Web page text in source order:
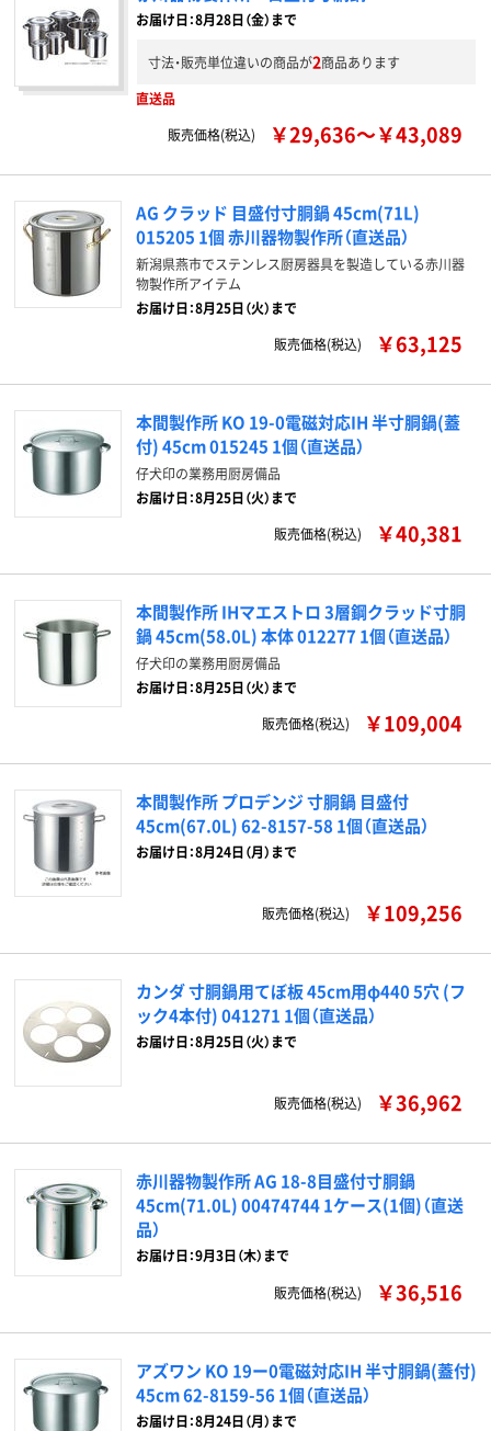
お届け日：8月28日（金）まで
寸法・販売単位違いの商品が2商品あります
直送品
販売価格(税込)
￥29,636～￥43,089
AG クラッド 目盛付寸胴鍋 45cm(71L)
015205 1個 赤川器物製作所（直送品）
新潟県燕市でステンレス厨房器具を製造している赤川器
物製作所アイテム
お届け日：8月25日（火）まで
販売価格(税込)
￥63,125
本間製作所 KO 19-0電磁対応IH 半寸胴鍋(蓋
付) 45cm 015245 1個（直送品）
仔犬印の業務用厨房備品
お届け日：8月25日（火）まで
販売価格(税込)
￥40,381
本間製作所 IHマエストロ 3層鋼クラッド寸胴
鍋 45cm(58.0L) 本体 012277 1個（直送品）
仔犬印の業務用厨房備品
お届け日：8月25日（火）まで
販売価格(税込)
￥109,004
本間製作所 プロデンジ 寸胴鍋 目盛付
45cm(67.0L) 62-8157-58 1個（直送品）
お届け日：8月24日（月）まで
販売価格(税込) ￥109,256
カンダ 寸胴鍋用てぼ板 45cm用φ440 5穴 (フ
ック4本付) 041271 1個（直送品）
お届け日：8月25日（火）まで
販売価格(税込) ￥36,962
赤川器物製作所 AG 18-8目盛付寸胴鍋
45cm(71.0L) 00474744 1ケース(1個)（直送
品）
お届け日：9月3日（木）まで
販売価格(税込)
￥36,516
アズワン KO 19ー0電磁対応IH 半寸胴鍋(蓋付)
45cm 62-8159-56 1個（直送品）
お届け日：8月24日（月）まで